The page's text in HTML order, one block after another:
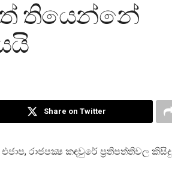
තියෙන්නේ
Share on Twitter
රාජපක්‍ෂ කඳවුරේ ප‍්‍රතිපත්තිවල කිසිදු